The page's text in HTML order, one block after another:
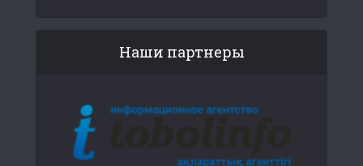
Наши партнеры